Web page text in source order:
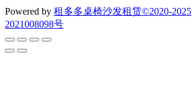
Powered by 租多多桌椅沙发租赁©2020-2025
2021008098号